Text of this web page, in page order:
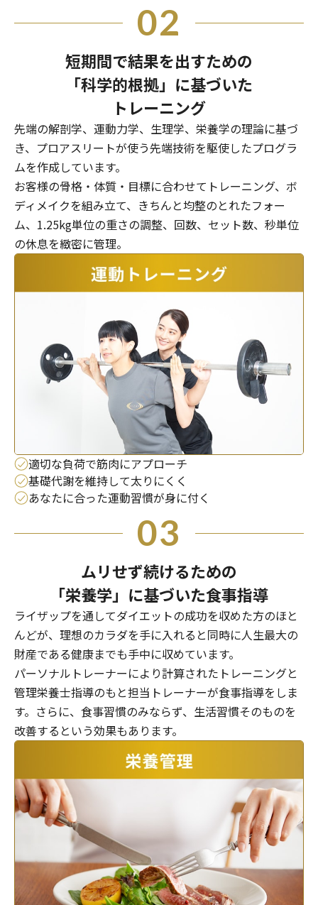
02
短期間で結果を出すための
「科学的根拠」に基づいた
トレーニング
先端の解剖学、運動力学、生理学、栄養学の理論に基づ
き、プロアスリートが使う先端技術を駆使したプログラ
ムを作成しています。
お客様の骨格・体質・目標に合わせてトレーニング、ボ
ディメイクを組み立て、きちんと均整のとれたフォー
ム、1.25kg単位の重さの調整、回数、セット数、秒単位
の休息を緻密に管理。
適切な負荷で筋肉にアプローチ
基礎代謝を維持して太りにくく
あなたに合った運動習慣が身に付く
03
ムリせず続けるための
「栄養学」に基づいた食事指導
ライザップを通してダイエットの成功を収めた方のほと
んどが、理想のカラダを手に入れると同時に人生最大の
財産である健康までも手中に収めています。
パーソナルトレーナーにより計算されたトレーニングと
管理栄養士指導のもと担当トレーナーが食事指導をしま
す。さらに、食事習慣のみならず、生活習慣そのものを
改善するという効果もあります。